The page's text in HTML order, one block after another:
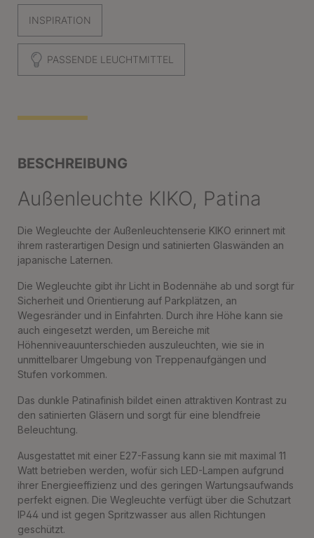
INSPIRATION
PASSENDE LEUCHTMITTEL
BESCHREIBUNG
Außenleuchte KIKO, Patina
Die Wegleuchte der Außenleuchtenserie KIKO erinnert mit
ihrem rasterartigen Design und satinierten Glaswänden an
japanische Laternen.
Die Wegleuchte gibt ihr Licht in Bodennähe ab und sorgt für
Sicherheit und Orientierung auf Parkplätzen, an
Wegesränder und in Einfahrten. Durch ihre Höhe kann sie
auch eingesetzt werden, um Bereiche mit
Höhenniveauunterschieden auszuleuchten, wie sie in
unmittelbarer Umgebung von Treppenaufgängen und
Stufen vorkommen.
Das dunkle Patinafinish bildet einen attraktiven Kontrast zu
den satinierten Gläsern und sorgt für eine blendfreie
Beleuchtung.
Ausgestattet mit einer E27-Fassung kann sie mit maximal 11
Watt betrieben werden, wofür sich LED-Lampen aufgrund
ihrer Energieeffizienz und des geringen Wartungsaufwands
perfekt eignen. Die Wegleuchte verfügt über die Schutzart
IP44 und ist gegen Spritzwasser aus allen Richtungen
geschützt.